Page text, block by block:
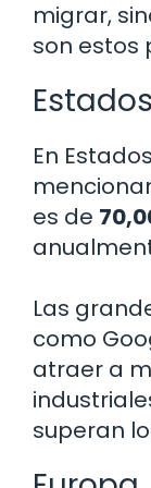
migrar,
son estos
En
es de
Las
como
atraer a
superan